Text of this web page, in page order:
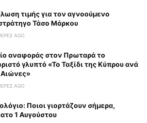
τιμής για τον αγνοούμενο
Τάσο Μάρκου
AGO
αναφοράς στον Πρωταρά το
γλυπτό «Το Ταξίδι της Κύπρου ανά
AGO
Ποιοι γιορτάζουν σήμερα,
1 Αυγούστου